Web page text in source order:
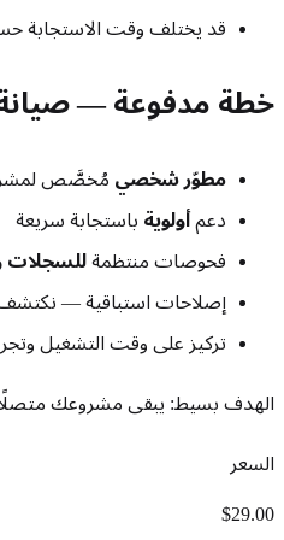
قد يختلف وقت الاستجابة
خطة مدفوعة — صيانة
مطوّر شخصي مُخصَّص
دعم أولوية باستجابة سريعة
فحوصات منتظمة للسجلات
إصلاحات استباقية —
تركيز على وقت التشغيل
الهدف بسيط: يبقى مشروعك متصلًا
السعر
$29.00